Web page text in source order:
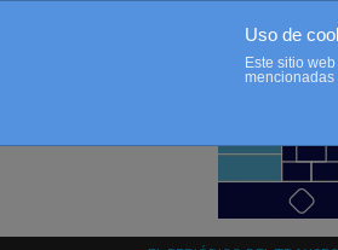
Uso de
Este sitio
mencionadas